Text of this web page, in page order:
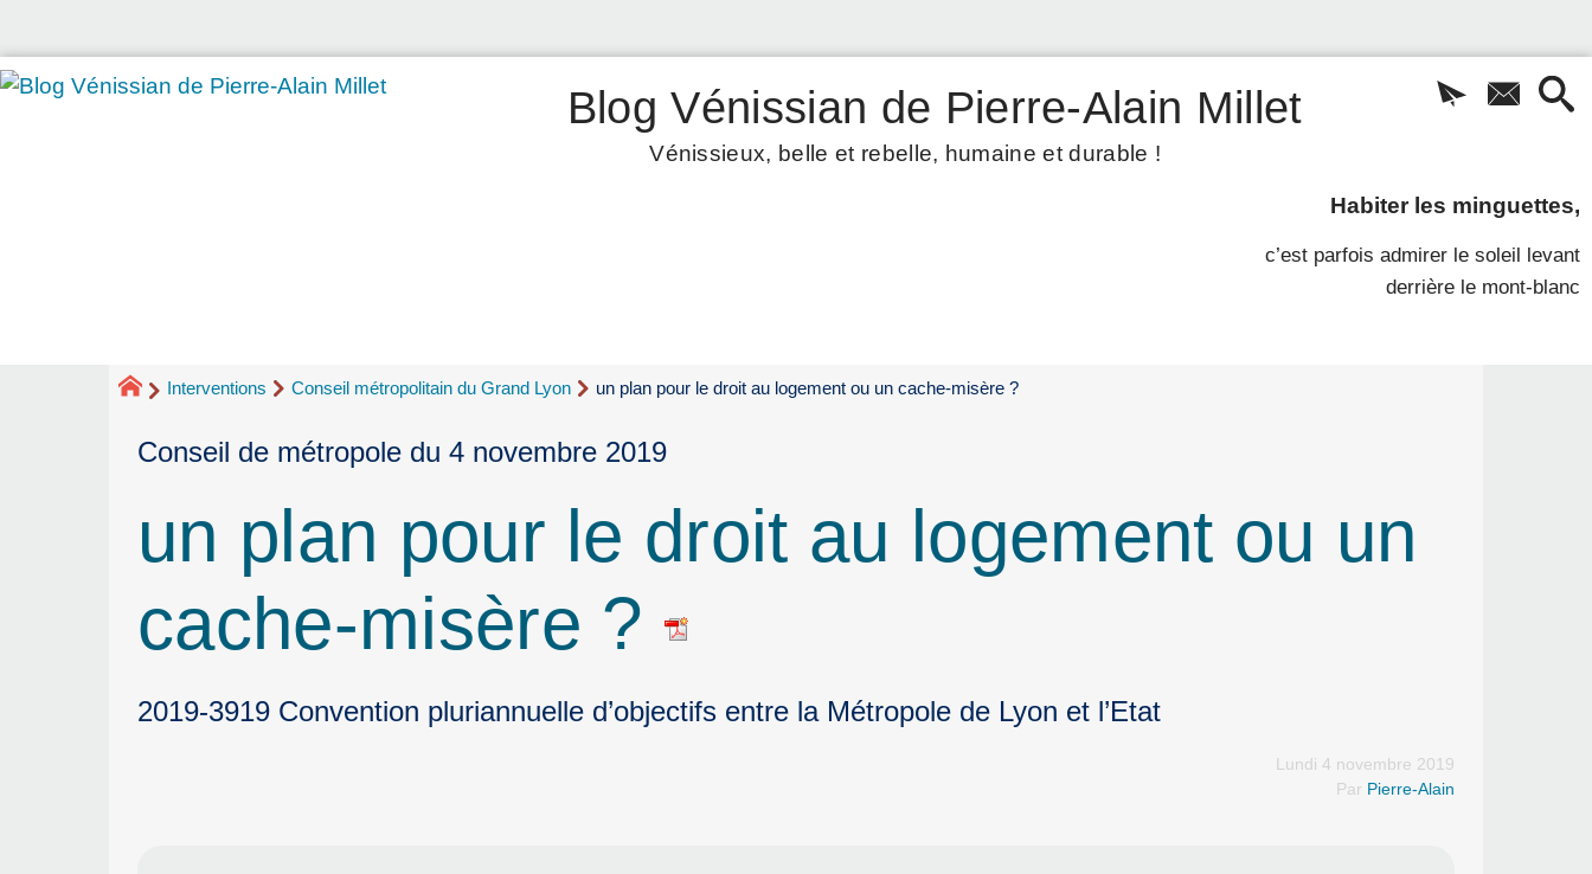
Blog Vénissian de Pierre-Alain Millet
Vénissieux, belle et rebelle, humaine et durable !
Habiter les minguettes,
c’est parfois admirer le soleil levant
derrière le mont-blanc
Interventions Conseil métropolitain du Grand Lyon un plan pour le droit au logement ou un cache-misère ?
Conseil de métropole du 4 novembre 2019
un plan pour le droit au logement ou un
cache-misère ?
2019-3919 Convention pluriannuelle d’objectifs entre la Métropole de Lyon et l’Etat
Lundi 4 novembre 2019
Par Pierre-Alain